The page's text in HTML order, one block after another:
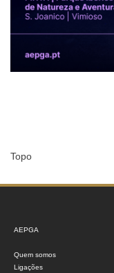
Topo
AEPGA
Quem somos
Ligações